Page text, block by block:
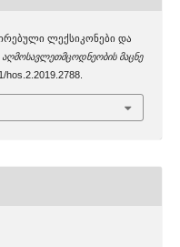
ლექსიკონები და
აღმოსავლეთმცოდნეობის მაცნე
hos.2.2019.2788.